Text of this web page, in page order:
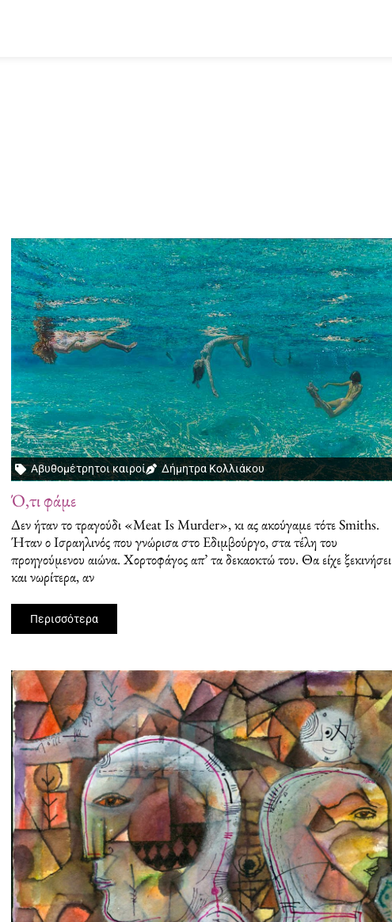
Αβυθομέτρητοι καιροί Δήμητρα Κολλιάκου
Ό,τι φάμε
Δεν ήταν το τραγούδι «Meat Is Murder», κι ας ακούγαμε τότε Smiths.
Ήταν ο Ισραηλινός που γνώρισα στο Εδιμβούργο, στα τέλη του
προηγούμενου αιώνα. Χορτοφάγος απ’ τα δεκαοκτώ του. Θα είχε ξεκινήσει
και νωρίτερα, αν
Περισσότερα
Page